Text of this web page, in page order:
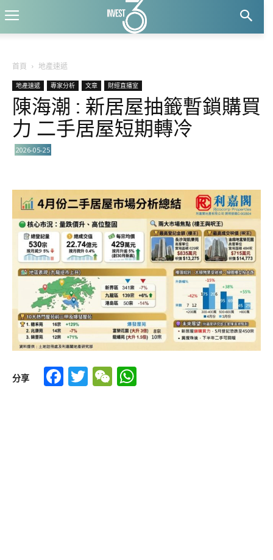
首頁 地產速遞
地產速遞 專家分析 文章 財經直播室
陳海潮 : 新居屋抽籤暫鎖購買
力 二手居屋短期轉冷
2026-05-25
分享 Facebook
TwitterWeChat